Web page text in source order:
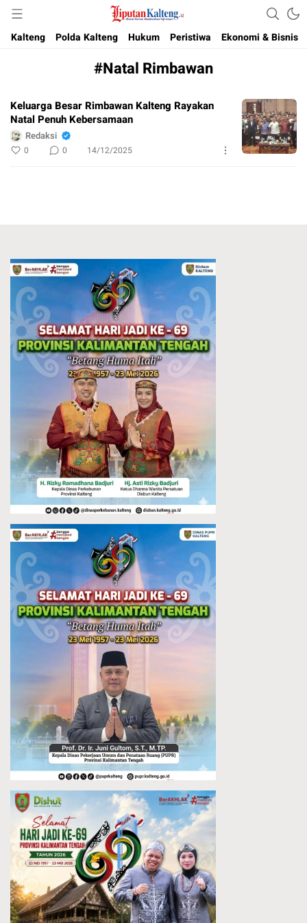
Liputan Kalteng
Akurat, Terpercaya & Independent
Kalteng
Polda Kalteng Hukum Peristiwa Ekonomi & Bisnis
#Natal Rimbawan
Keluarga Besar Rimbawan Kalteng Rayakan
Natal Penuh Kebersamaan
Redaksi
0 0 14/12/2025